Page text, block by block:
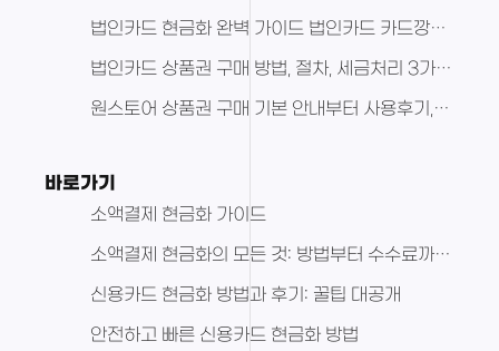
법인카드 현금화 완벽 가이드 법인카드 카드깡의 실체까지 모두 공유
법인카드 상품권 구매 방법, 절차, 세금처리 3가지 중요한 정보 공유
원스토어 상품권 구매 기본 안내부터 사용후기, 추천 상품, 종류 및 특징 활용방법 핵심파악하기
바로가기
소액결제 현금화 가이드
소액결제 현금화의 모든 것: 방법부터 수수료까지 총정리
신용카드 현금화 방법과 후기: 꿀팁 대공개
안전하고 빠른 신용카드 현금화 방법